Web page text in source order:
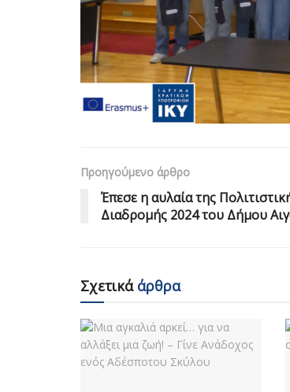
Προηγούμενο άρθρο
Έπεσε η αυλαία της
Διαδρομής 2024 του Δήμου
Σχετικάάρθρα